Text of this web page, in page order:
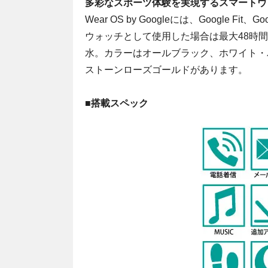
多彩なスポーツ体験を実現するスマート
Wear OS by Googleには、Google Fit、
ウォッチとして使用した場合は最大48時
水。カラーはオールブラック、ホワイト
ストーンローズゴールドがあります。
■搭載スペック